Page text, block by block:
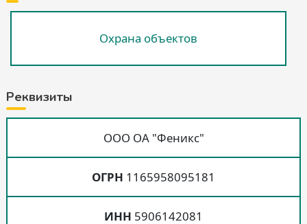
Охрана объектов
Реквизиты
ООО ОА "Феникс"
ОГРН 1165958095181
ИНН 5906142081